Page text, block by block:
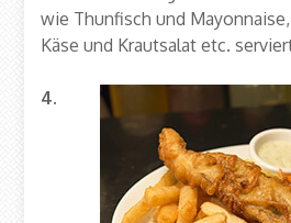
wie Thunfisch und
Käse und Krautsalat etc.
4.